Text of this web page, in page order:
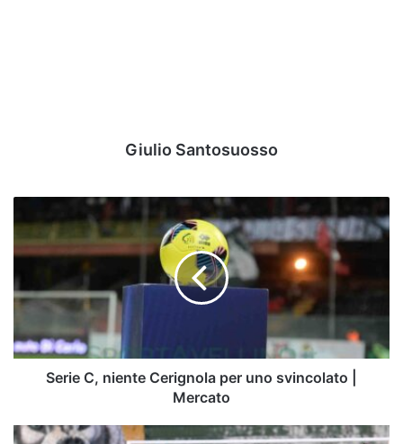
Giulio Santosuosso
C,
niente
Cerignola
per
uno
|
Mercato
Serie C, niente Cerignola per uno svincolato |
Mercato
De